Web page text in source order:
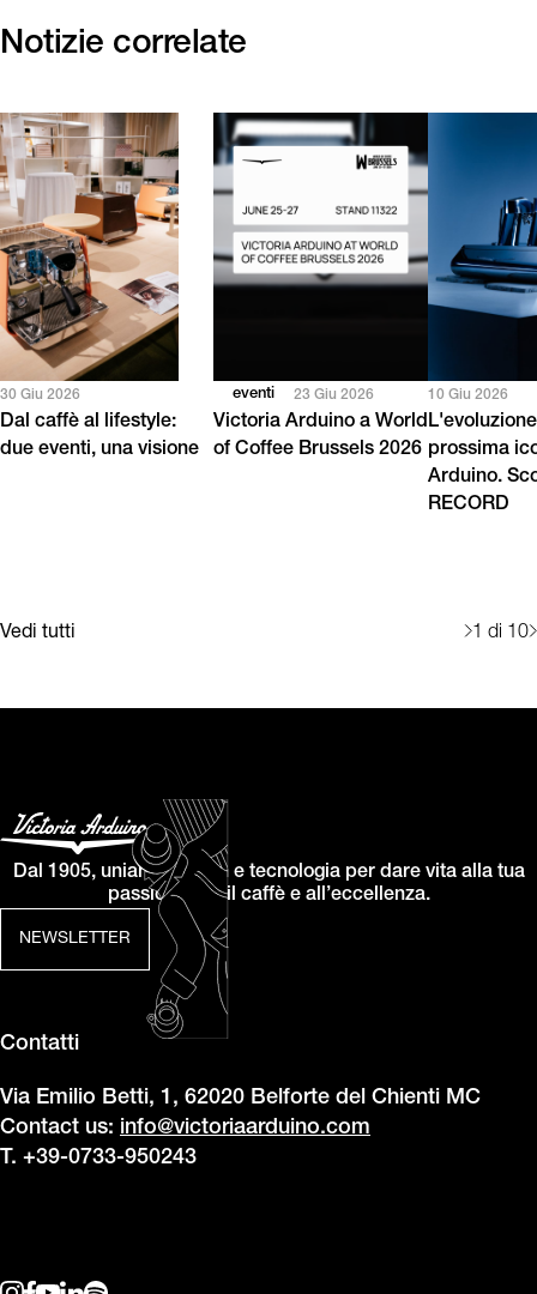
Notizie correlate
Vedi tutti 1 di 10
30 Giu 2026
Dal caffè al lifestyle:
due eventi, una visione
eventi 23 Giu 2026
Victoria Arduino a World
of Coffee Brussels 2026
10 Giu 2026
prossima
Arduino.
RECORD
NEWSLETTER
Dal 1905, uniamo design e tecnologia per dare vita alla tua
passione per il caffè e all’eccellenza.
Contatti
Via Emilio Betti, 1, 62020 Belforte del Chienti MC
Contact us: info@victoriaarduino.com
T. +39-0733-950243